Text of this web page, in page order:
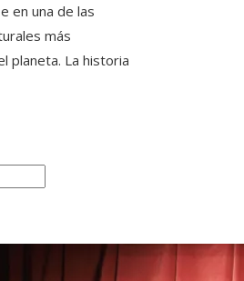
en una de las
más
planeta. La historia